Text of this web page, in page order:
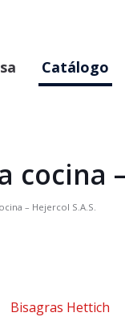
Catálogo
– Hejercol S.A.S.